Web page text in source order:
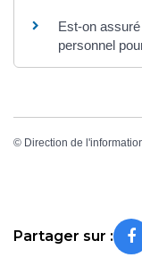
Est-on
personnel
© Direction de
Partager sur :